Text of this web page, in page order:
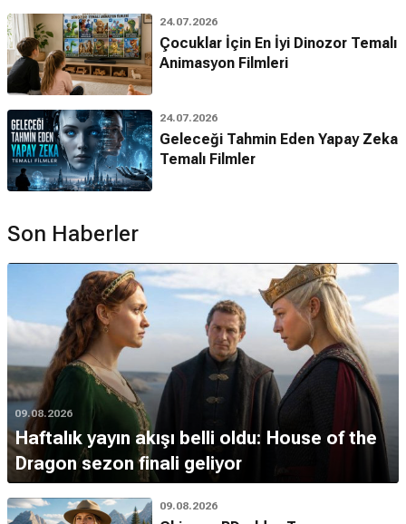
24.07.2026
Çocuklar İçin En İyi Dinozor Temalı
Animasyon Filmleri
24.07.2026
Geleceği Tahmin Eden Yapay Zeka
Temalı Filmler
Son Haberler
09.08.2026
Haftalık yayın akışı belli oldu: House of the
Dragon sezon finali geliyor
09.08.2026